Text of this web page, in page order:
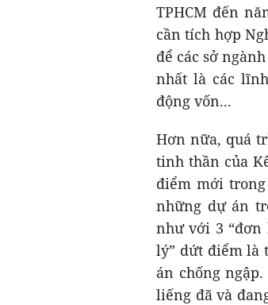
TPHCM đến
cần tích hợp
để các sở
nhất là các
động vốn...
Hơn nữa, quá
tinh thần của
điểm mới
những dự án
như với 3 “đơn
lý” dứt điểm là
án chống
liếng đã và